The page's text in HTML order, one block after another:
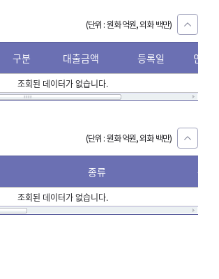
(단위 : 원화 억원, 외화 백만)
구분 대출금액 등록일 인증
조회된 데이터가 없습니다.
(단위 : 원화 억원, 외화 백만)
종류 분류
조회된 데이터가 없습니다.